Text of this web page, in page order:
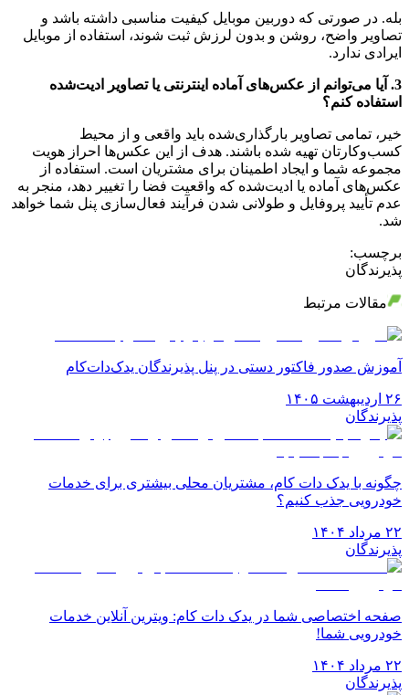
بله. در صورتی که دوربین موبایل کیفیت مناسبی داشته باشد و
تصاویر واضح، روشن و بدون لرزش ثبت شوند، استفاده از موبایل
ایرادی ندارد.
3. آیا می‌توانم از عکس‌های آماده اینترنتی یا تصاویر ادیت‌شده
استفاده کنم؟
خیر، تمامی تصاویر بارگذاری‌شده باید واقعی و از محیط
کسب‌وکارتان تهیه شده باشند. هدف از این عکس‌ها احراز هویت
مجموعه شما و ایجاد اطمینان برای مشتریان است. استفاده از
عکس‌های آماده یا ادیت‌شده که واقعیت فضا را تغییر دهد، منجر به
عدم تأیید پروفایل و طولانی شدن فرآیند فعال‌سازی پنل شما خواهد
شد.
برچسب:
پذیرندگان
مقالات مرتبط
آموزش صدور فاکتور دستی در پنل پذیرندگان یدک‌دات‌کام
۲۶ اردیبهشت ۱۴۰۵
پذیرندگان
چگونه با یدک دات کام، مشتریان محلی بیشتری برای خدمات
خودرویی جذب کنیم؟
۲۲ مرداد ۱۴۰۴
پذیرندگان
صفحه اختصاصی شما در یدک دات کام: ویترین آنلاین خدمات
خودرویی شما!
۲۲ مرداد ۱۴۰۴
پذیرندگان